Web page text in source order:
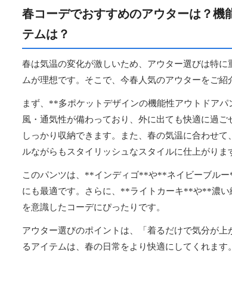
春コーデでおすすめのアウターは？機
テムは？
春は気温の変化が激しいため、アウター選びは特
ムが理想です。そこで、今春人気のアウターをご紹
まず、**多ポケットデザインの機能性アウトドア
風・通気性が備わっており、外に出ても快適に過
しっかり収納できます。また、春の気温に合わせ
ルながらもスタイリッシュなスタイルに仕上がりま
このパンツは、**インディゴ**や**ネイビーブル
にも最適です。さらに、**ライトカーキ**や**濃
を意識したコーデにぴったりです。
アウター選びのポイントは、「着るだけで気分が
るアイテムは、春の日常をより快適にしてくれます。